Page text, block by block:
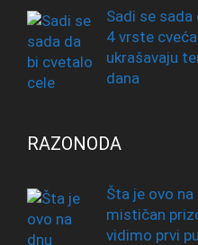
Sadi se
4 vrste
ukrašavaju
dana
RAZONODA
Šta je ovo na
mističan
vidimo prvi